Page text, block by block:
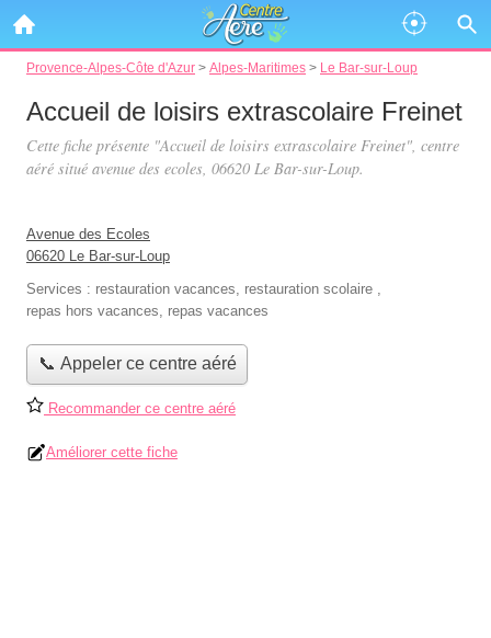
Provence-Alpes-Côte d'Azur > Alpes-Maritimes > Le Bar-sur-Loup
Accueil de loisirs extrascolaire Freinet
Cette fiche présente "Accueil de loisirs extrascolaire Freinet", centre
aéré situé avenue des ecoles, 06620 Le Bar-sur-Loup.
Avenue des Ecoles
06620 Le Bar-sur-Loup
Services : restauration vacances, restauration scolaire ,
repas hors vacances, repas vacances
📞 Appeler ce centre aéré
Recommander ce centre aéré
Améliorer cette fiche